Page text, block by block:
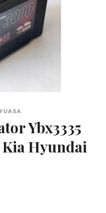
Ybx3335
Kia Hyundai